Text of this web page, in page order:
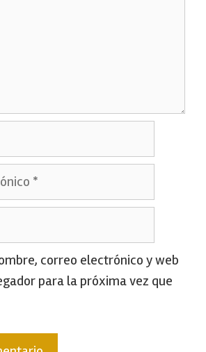
correo electrónico y web
para la próxima vez que